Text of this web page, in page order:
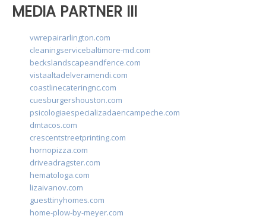
MEDIA PARTNER III
vwrepairarlington.com
cleaningservicebaltimore-md.com
beckslandscapeandfence.com
vistaaltadelveramendi.com
coastlinecateringnc.com
cuesburgershouston.com
psicologiaespecializadaencampeche.com
dmtacos.com
crescentstreetprinting.com
hornopizza.com
driveadragster.com
hematologa.com
lizaivanov.com
guesttinyhomes.com
home-plow-by-meyer.com